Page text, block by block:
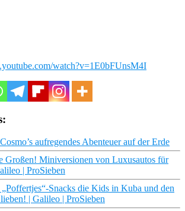
watch?v=1E0bFUnsM4I
aufregendes Abenteuer auf der Erde
Großen! Miniversionen von Luxusautos für
| ProSieben
Snacks die Kids in Kuba und den
| Galileo | ProSieben